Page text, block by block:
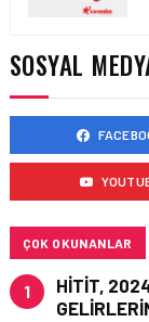
SOSYAL
ÇOK OKUNANLAR
1
HITIT,